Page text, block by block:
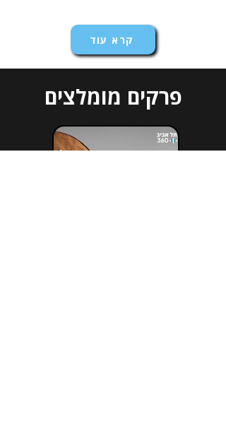
קרא עוד
פרקים מומלצים